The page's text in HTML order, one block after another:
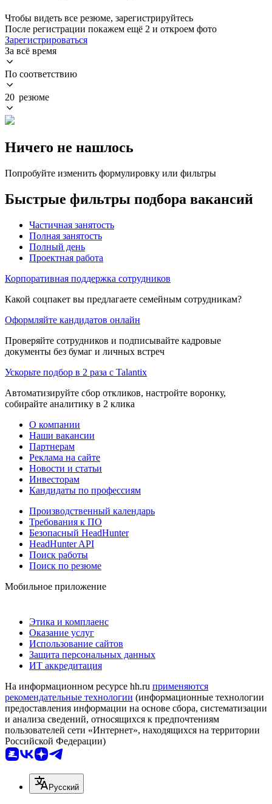
Чтобы видеть все резюме, зарегистрируйтесь
После регистрации покажем ещё 2 и откроем фото
Зарегистрироваться
За всё время
По соответствию
20 резюме
Ничего не нашлось
Попробуйте изменить формулировку или фильтры
Быстрые фильтры подбора вакансий
Частичная занятость
Полная занятость
Полный день
Проектная работа
Корпоративная поддержка сотрудников
Какой соцпакет вы предлагаете семейным сотрудникам?
Оформляйте кандидатов онлайн
Проверяйте сотрудников и подписывайте кадровые
документы без бумаг и личных встреч
Ускорьте подбор в 2 раза с Talantix
Автоматизируйте сбор откликов, настройте воронку,
собирайте аналитику в 2 клика
О компании
Наши вакансии
Партнерам
Реклама на сайте
Новости и статьи
Инвесторам
Кандидаты по профессиям
Производственный календарь
Требования к ПО
Безопасный HeadHunter
HeadHunter API
Поиск работы
Поиск по резюме
Мобильное приложение
Этика и комплаенс
Оказание услуг
Использование сайтов
Защита персональных данных
ИТ аккредитация
На информационном ресурсе hh.ru применяются
рекомендательные технологии (информационные технологии
предоставления информации на основе сбора, систематизации
и анализа сведений, относящихся к предпочтениям
пользователей сети «Интернет», находящихся на территории
Российской Федерации)
Русский